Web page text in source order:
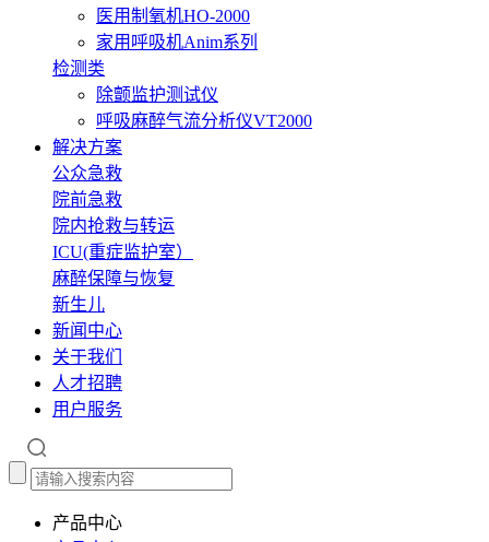
医用制氧机HO-2000
家用呼吸机Anim系列
检测类
除颤监护测试仪
呼吸麻醉气流分析仪VT2000
解决方案
公众急救
院前急救
院内抢救与转运
ICU(重症监护室）
麻醉保障与恢复
新生儿
新闻中心
关于我们
人才招聘
用户服务
产品中心